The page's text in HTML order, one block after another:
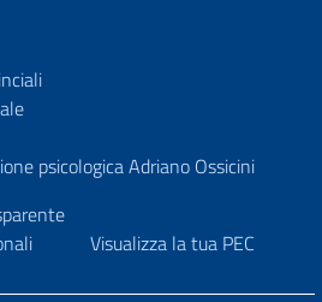
psicologica Adriano Ossicini
Visualizza la tua PEC